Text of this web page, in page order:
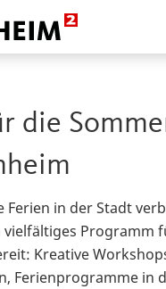
die
Ferien in der Stadt
vielfältiges Programm
Kreative
Ferienprogramme in